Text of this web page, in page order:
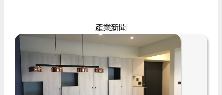
產業新聞